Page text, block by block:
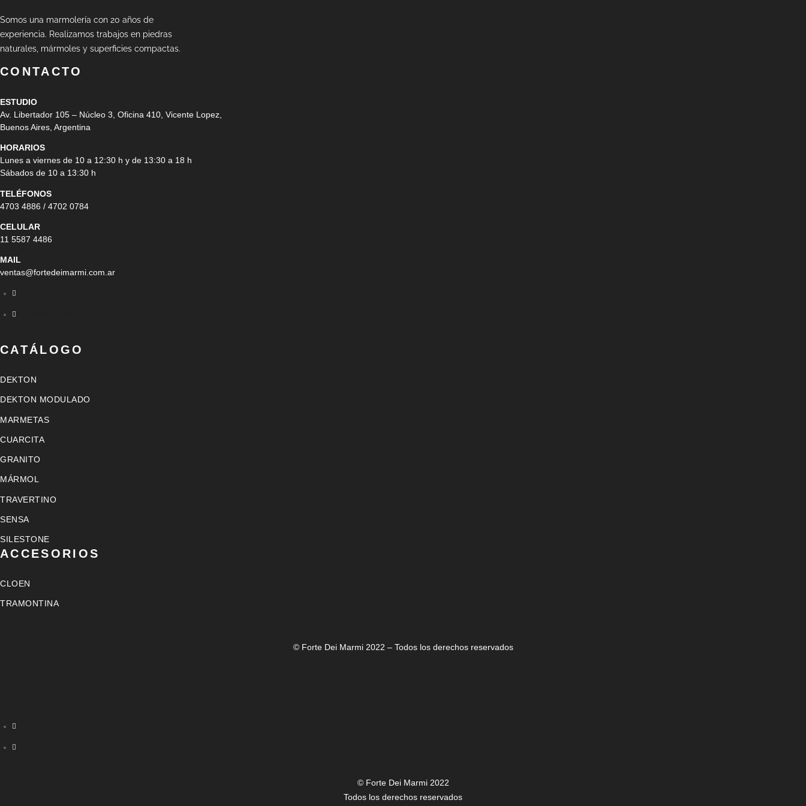
Somos una marmolería con 20 años de
experiencia. Realizamos trabajos en piedras
naturales, mármoles y superficies compactas.
CONTACTO
ESTUDIO
Av. Libertador 105 – Núcleo 3, Oficina 410, Vicente Lopez,
Buenos Aires, Argentina
HORARIOS
Lunes a viernes de 10 a 12:30 h y de 13:30 a 18 h
Sábados de 10 a 13:30 h
TELÉFONOS
4703 4886 / 4702 0784
CELULAR
11 5587 4486
MAIL
ventas@fortedeimarmi.com.ar
CATÁLOGO
DEKTON
DEKTON MODULADO
MARMETAS
CUARCITA
GRANITO
MÁRMOL
TRAVERTINO
SENSA
SILESTONE
ACCESORIOS
CLOEN
TRAMONTINA
© Forte Dei Marmi 2022 – Todos los derechos reservados
© Forte Dei Marmi 2022
Todos los derechos reservados